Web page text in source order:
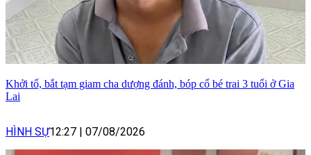
Khởi tố, bắt tạm giam cha dượng đánh, bóp cổ bé trai 3 tuổi ở Gia
Lai
HÌNH SỰ12:27 07/08/2026